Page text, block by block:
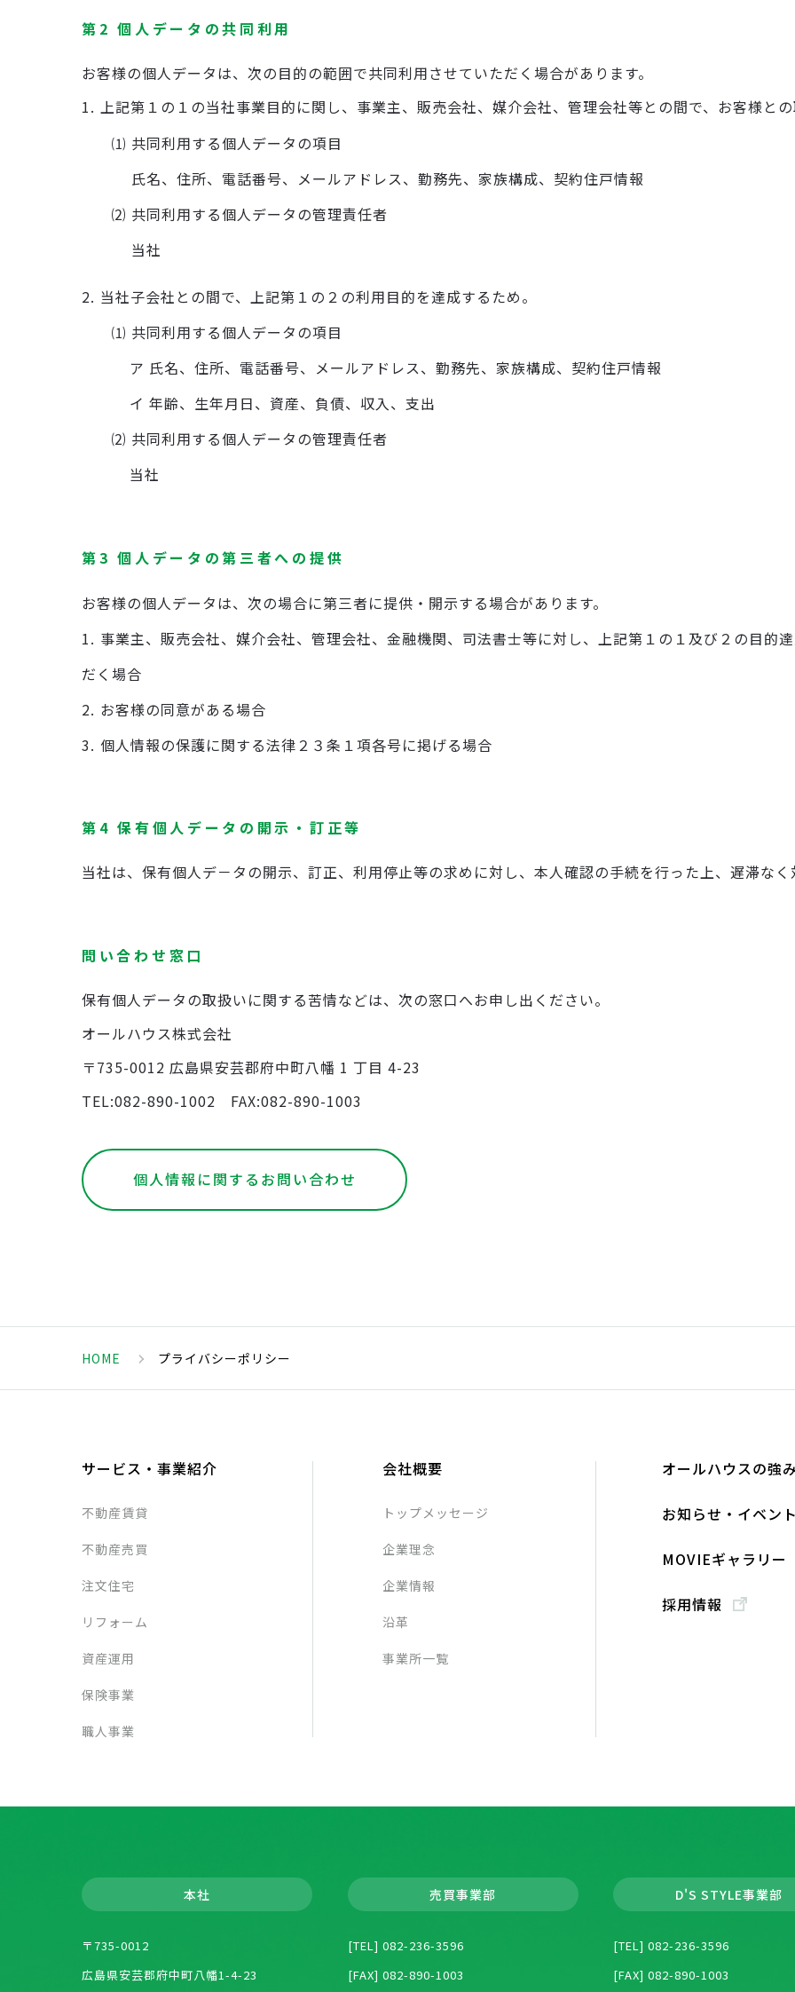
第2 個人データの共同利用
お客様の個人データは、次の目的の範囲で共同利用させていただく場合があります。
1. 上記第１の１の当社事業目的に関し、事業主、販売会社、媒介会社、管理会社等との間で、お客様と
⑴ 共同利用する個人データの項目
氏名、住所、電話番号、メールアドレス、勤務先、家族構成、契約住戸情報
⑵ 共同利用する個人データの管理責任者
当社
2. 当社子会社との間で、上記第１の２の利用目的を達成するため。
⑴ 共同利用する個人データの項目
ア 氏名、住所、電話番号、メールアドレス、勤務先、家族構成、契約住戸情報
イ 年齢、生年月日、資産、負債、収入、支出
⑵ 共同利用する個人データの管理責任者
当社
第3 個人データの第三者への提供
お客様の個人データは、次の場合に第三者に提供・開示する場合があります。
1. 事業主、販売会社、媒介会社、管理会社、金融機関、司法書士等に対し、上記第１の１及び２の目的
だく場合
2. お客様の同意がある場合
3. 個人情報の保護に関する法律２３条１項各号に掲げる場合
第4 保有個人データの開示・訂正等
当社は、保有個人デ－タの開示、訂正、利用停止等の求めに対し、本人確認の手続を行った上、遅滞なく
問い合わせ窓口
保有個人データの取扱いに関する苦情などは、次の窓口へお申し出ください。
オールハウス株式会社
〒735-0012 広島県安芸郡府中町八幡 1 丁目 4-23
TEL:082-890-1002 FAX:082-890-1003
個人情報に関するお問い合わせ
HOME プライバシーポリシー
サービス・事業紹介
不動産賃貸
不動産売買
注文住宅
リフォーム
資産運用
保険事業
職人事業
会社概要
トップメッセージ
企業理念
企業情報
沿革
事業所一覧
オールハウスの強み
お知らせ・イベント
MOVIEギャラリー
採用情報
本社
〒735-0012
広島県安芸郡府中町八幡1-4-23
売買事業部
[TEL] 082-236-3596
[FAX] 082-890-1003
D'S STYLE事業部
[TEL] 082-236-3596
[FAX] 082-890-1003